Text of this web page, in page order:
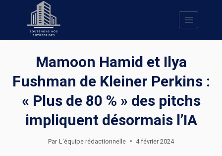
Mamoon Hamid et Ilya
Fushman de Kleiner Perkins :
« Plus de 80 % » des pitchs
impliquent désormais l’IA
Par L'équipe rédactionnelle 4 février 2024